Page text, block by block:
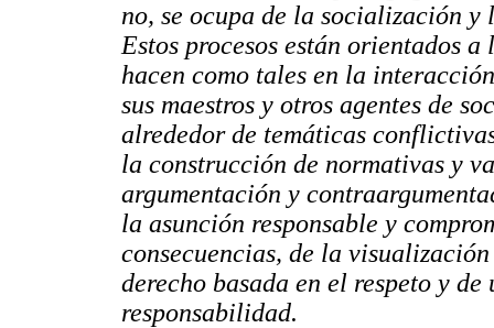
no, se ocupa de la socialización
Estos procesos están orientados
hacen como tales en la
sus maestros y otros agentes de
alrededor de temáticas
la construcción de normativas y
argumentación y
la asunción responsable y
consecuencias, de la
derecho basada en el respeto y
responsabilidad.